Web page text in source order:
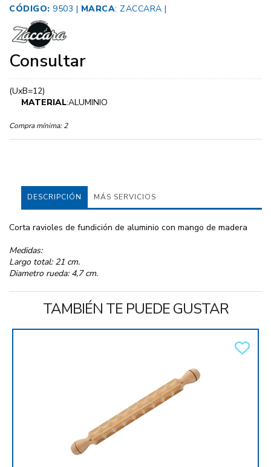
CÓDIGO: 9503 | MARCA: ZACCARA |
Consultar
(UxB=12)
MATERIAL:ALUMINIO
Compra mínima: 2
DESCRIPCIÓN MÁS SERVICIOS
Corta ravioles de fundición de aluminio con mango de madera
Medidas:
Largo total: 21 cm.
Diametro rueda: 4,7 cm.
TAMBIÉN TE PUEDE GUSTAR